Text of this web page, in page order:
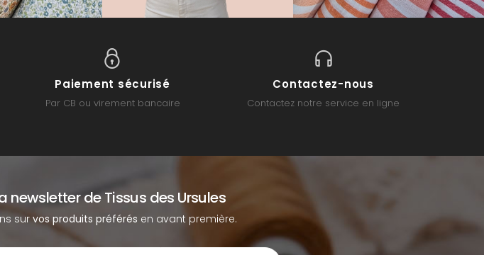
Paiement sécurisé
Par CB ou virement bancaire
Contactez-nous
Contactez notre service en ligne
de Tissus des Ursules
survos produits préférés en avant première.